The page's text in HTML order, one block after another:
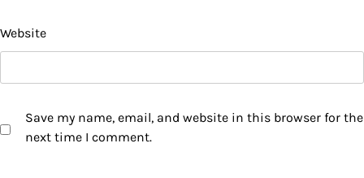
Website
Save my name, email, and website in this browser for the
next time I comment.